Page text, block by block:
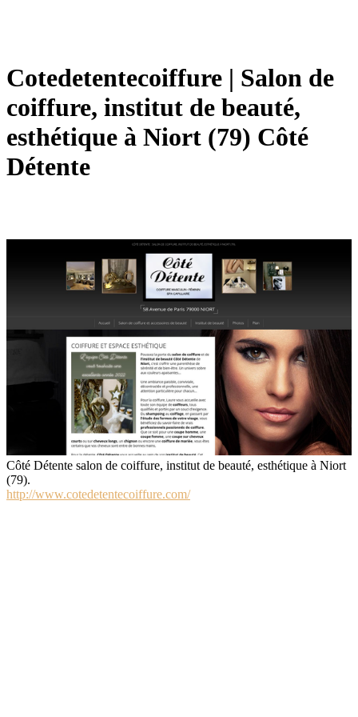
Cotedeten­tecoiffu­re | Salon de
coiffure, institut de beauté,
esthétique à Niort (79) Côté
Détente
Côté Détente salon de coiffure, institut de beauté, esthétique à Niort
(79).
http://www.cotedetentecoiffure.com/